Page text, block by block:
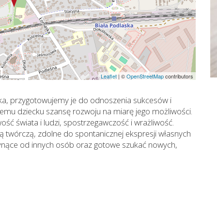
Leaflet | ©OpenStreetMapcontributors
przygotowujemy je do odnoszenia sukcesów i
dziecku szansę rozwoju na miarę jego możliwości.
świata i ludzi, spostrzegawczość i wrażliwość.
zdolne do spontanicznej ekspresji własnych
od innych osób oraz gotowe szukać nowych,